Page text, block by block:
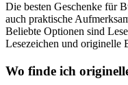
Die besten Geschenke für
auch praktische
Beliebte Optionen sind
Lesezeichen und originelle
Wo finde ich